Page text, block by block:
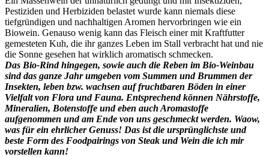
Pestiziden und Herbiziden belastet wurde kann niemals diese
tiefgründigen und nachhaltigen Aromen hervorbringen wie ein
Biowein. Genauso wenig kann das Fleisch einer mit Kraftfutter
gemesteten Kuh, die ihr ganzes Leben im Stall verbracht hat und nie
die Sonne gesehen hat wirklich aromatisch schmecken.
Das Bio-Rind hingegen, sowie auch die Reben im Bio-Weinbau
sind das ganze Jahr umgeben vom Summen und Brummen der
Insekten, leben bzw. wachsen auf fruchtbaren Böden in einer
Vielfalt von Flora und Fauna. Entsprechend können Nährstoffe,
Mineralien, Botenstoffe und eben auch Aromastoffe
aufgenommen und am Ende von uns geschmeckt werden. Waow,
was für ein ehrlicher Genuss! Das ist die ursprünglichste und
beste Form des Foodpairings von Steak und Wein die ich mir
vorstellen kann!